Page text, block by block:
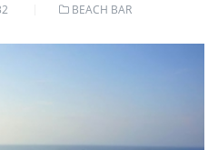
BEACH BAR